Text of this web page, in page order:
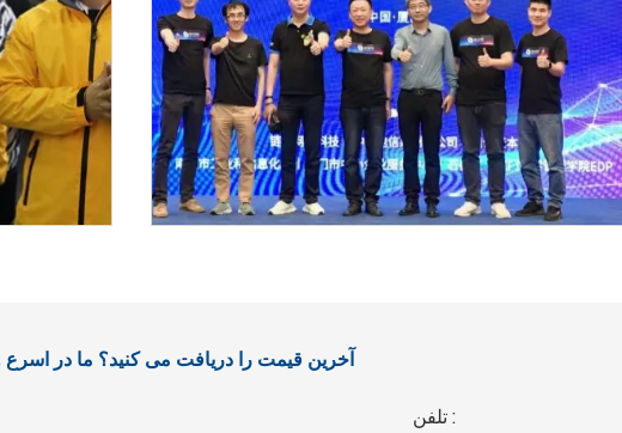
آخرین قیمت را دریافت می کنید؟ ما در اسرع وقت (ظرف 12
تلفن :